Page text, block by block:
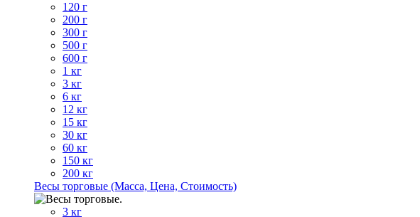
120 г
200 г
300 г
500 г
600 г
1 кг
3 кг
6 кг
12 кг
15 кг
30 кг
60 кг
150 кг
200 кг
Весы торговые (Масса, Цена, Стоимость)
3 кг